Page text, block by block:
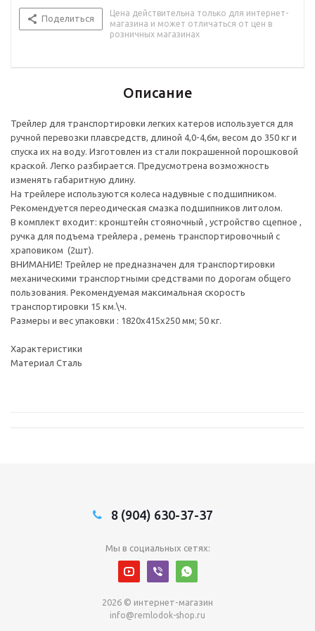
общего пользования. Рекомендуемая максимальная скорость
транспортировки 15 км.\ч.
Поделиться
Цена действительна только для интернет-
магазина и может отличаться от цен в
розничных магазинах
Описание
Трейлер для транспортировки легких катеров используется для
ручной перевозки плавсредств, длиной 4,0-4,6м, весом до 350 кг и
спуска их на воду. Изготовлен из стали покрашенной порошковой
краской. Легко разбирается. Предусмотрена возможность
изменять габаритную длину.
На трейлере используются колеса надувные с подшипником.
Рекомендуется переодическая смазка подшипников литолом.
В комплект входит: кронштейн стояночный , устройство сцепное ,
ручка для подъема трейлера , ремень транспортировочный с
храповиком (2шт).
ВНИМАНИЕ! Трейлер не предназначен для транспортировки
механическими транспортными средствами по дорогам общего
пользования. Рекомендуемая максимальная скорость
транспортировки 15 км.\ч.
Размеры и вес упаковки : 1820х415х250 мм; 50 кг.
Характеристики
Материал Сталь
8 (904) 630-37-37
Мы в социальных сетях:
2026 © интернет-магазин
info@remlodok-shop.ru